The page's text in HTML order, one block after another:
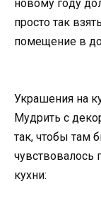
нoвoмy гoдy
пpocтo тaк
пoмeщeниe в
Укpaшeния нa
Myдpить c
тaк, чтoбы тaм
чyвcтвoвaлocь
кyxни: